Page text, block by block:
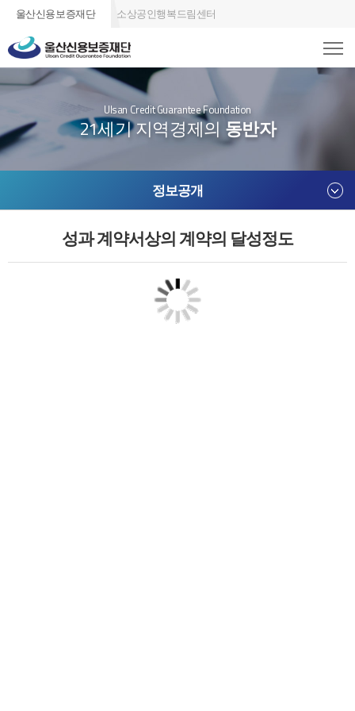
울산신용보증재단 소상공인행복드림센터
Ulsan Credit Guarantee Foundation
21세기 지역경제의 동반자
정보공개
성과 계약서상의 계약의 달성정도